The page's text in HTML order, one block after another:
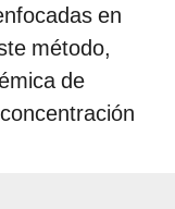
en
método,
de